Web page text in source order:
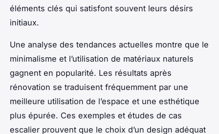
éléments clés qui satisfont souvent leurs désirs
initiaux.
Une analyse des tendances actuelles montre que le
minimalisme et l’utilisation de matériaux naturels
gagnent en popularité. Les résultats après
rénovation se traduisent fréquemment par une
meilleure utilisation de l’espace et une esthétique
plus épurée. Ces exemples et études de cas
escalier prouvent que le choix d’un design adéquat